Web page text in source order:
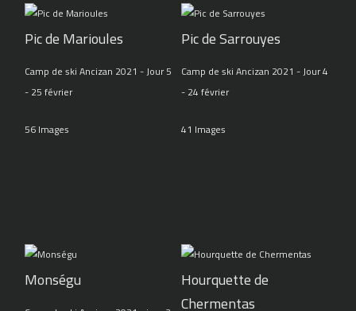
Pic de Marioules
Camp de ski Ancizan 2021 - Jour 5
- 25 février
56 Images
Pic de Sarrouyes
Camp de ski Ancizan 2021 - Jour 4
- 24 février
41 Images
Monségu
Hourquette de
Chermentas